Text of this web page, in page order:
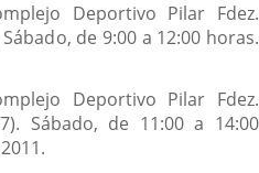
Deportivo Pilar Fdez.
de 9:00 a 12:00 horas.
Deportivo Pilar Fdez.
Sábado, de 11:00 a 14:00